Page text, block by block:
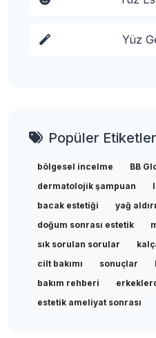
Yüz
Popüler Etiketler
bölgesel incelme BB
dermatolojik şampuan
bacak estetiği
yağ
doğum sonrası estetik
sık sorulan sorular
cilt bakımı
sonuçlar
bakım rehberi
estetik ameliyat sonrası